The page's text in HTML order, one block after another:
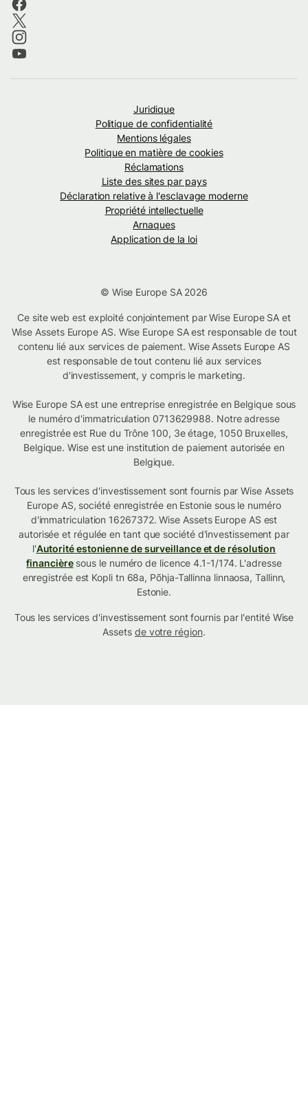
Juridique
Politique de confidentialité
Mentions légales
Politique en matière de cookies
Réclamations
Liste des sites par pays
Déclaration relative à l'esclavage moderne
Propriété intellectuelle
Arnaques
Application de la loi
© Wise Europe SA 2026
Ce site web est exploité conjointement par Wise Europe SA et
Wise Assets Europe AS. Wise Europe SA est responsable de tout
contenu lié aux services de paiement. Wise Assets Europe AS
est responsable de tout contenu lié aux services
d'investissement, y compris le marketing.
Wise Europe SA est une entreprise enregistrée en Belgique sous
le numéro d'immatriculation 0713629988. Notre adresse
enregistrée est Rue du Trône 100, 3e étage, 1050 Bruxelles,
Belgique. Wise est une institution de paiement autorisée en
Belgique.
Tous les services d'investissement sont fournis par Wise Assets
Europe AS, société enregistrée en Estonie sous le numéro
d'immatriculation 16267372. Wise Assets Europe AS est
autorisée et régulée en tant que société d'investissement par
l'Autorité estonienne de surveillance et de résolution
financièresous le numéro de licence 4.1-1/174. L'adresse
enregistrée est Kopli tn 68a, Põhja-Tallinna linnaosa, Tallinn,
Estonie.
Tous les services d'investissement sont fournis par l'entité Wise
Assets de votre région.